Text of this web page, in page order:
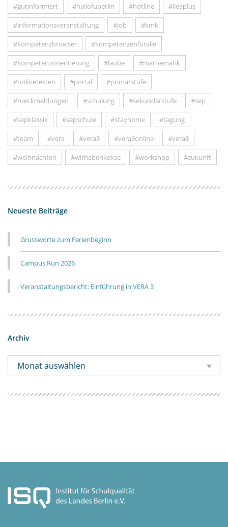
#gutinformiert #hallofuberlin #hotline #ileaplus
#informationsveranstaltung #job #kmk
#kompetenzbrowser #kompetenzenfüralle
#kompetenzorientierung #laube #mathematik
#onlinetesten #portal #primarstufe
#rueckmeldungen #schulung #sekundarstufe #sep
#sepklassik #sepschule #stayhome #tagung
#team #vera #vera3 #vera3online #vera8
#weihnachten #wirhabenkekse #workshop #zukunft
Neueste Beiträge
Grussworte zum Ferienbeginn
Campus Run 2026
Veranstaltungsbericht: Einführung in VERA 3
Archiv
Monat auswählen